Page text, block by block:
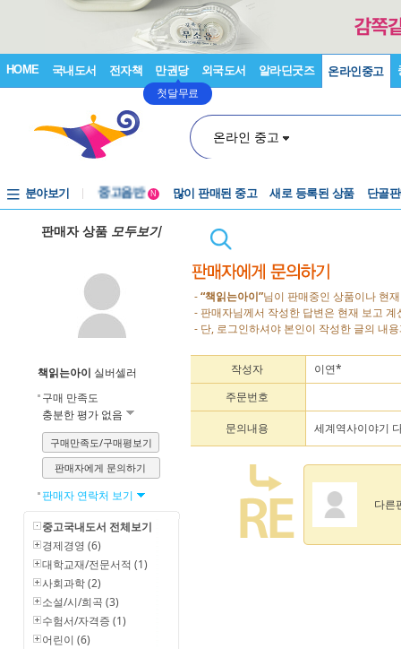
HOME 국내도서 전자책 만권당
첫달무료
외국도서 알라딘굿즈 온라인중고
온라인 중고
분야보기
중고음반
중고음반
N 많이 판매된 중고 새로 등록된 상품 단골
판매자 상품 모두보기
책읽는아이 실버셀러
구매 만족도
충분한 평가 없음
구매만족도/구매평보기
판매자에게 문의하기
판매자 연락처 보기
중고국내도서 전체보기
경제경영 (6)
대학교재/전문서적 (1)
사회과학 (2)
소설/시/희곡 (3)
수험서/자격증 (1)
어린이 (6)
-“책읽는아이”님이 판매중인 상품이나 현
- 판매자님께서 작성한 답변은 현재 보고
- 단, 로그인하셔야 본인이 작성한 글의 내
작성자
이연*
주문번호
문의내용 세계역사이야기
다른